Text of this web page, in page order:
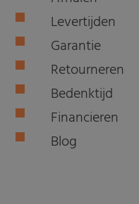
Levertijden
Garantie
Retourneren
Bedenktijd
Financieren
Blog